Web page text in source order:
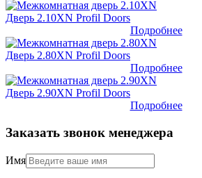
Дверь 2.10XN Profil Doors
Подробнее
Дверь 2.80XN Profil Doors
Подробнее
Дверь 2.90XN Profil Doors
Подробнее
Заказать звонок менеджера
Имя